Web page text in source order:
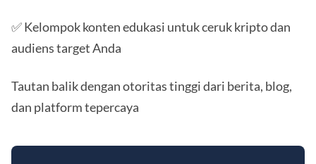
✅ Kelompok konten edukasi untuk ceruk kripto dan
audiens target Anda
Tautan balik dengan otoritas tinggi dari berita, blog,
dan platform tepercaya